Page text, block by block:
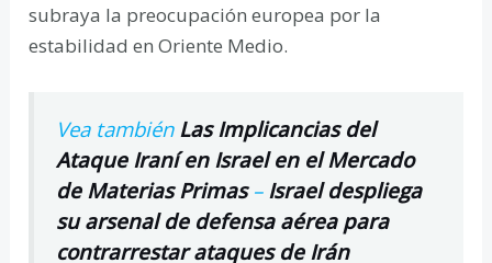
subraya la preocupación europea por la
estabilidad en Oriente Medio.
Vea también Las Implicancias del
Ataque Iraní en Israel en el Mercado
de Materias Primas– Israel despliega
su arsenal de defensa aérea para
contrarrestar ataques de Irán